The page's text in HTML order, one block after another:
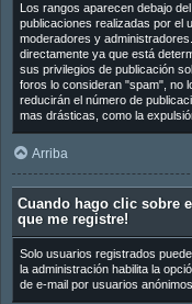
Los rangos aparecen debajo
publicaciones realizadas por el
moderadores y
directamente ya que está
sus privilegios de publicación
foros lo consideran "spam", no
reducirán el número de
mas drásticas, como la
Arriba
Cuando hago clic sobre
que me registre!
Solo usuarios registrados
la administración habilita la
de e-mail por usuarios